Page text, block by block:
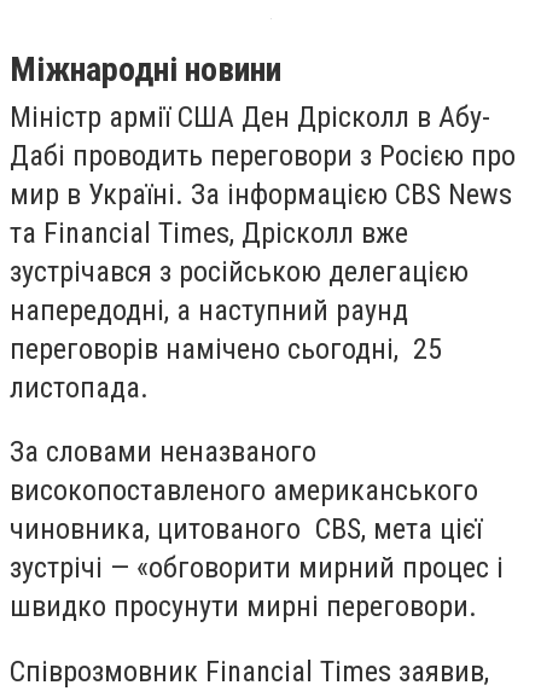
Міжнародні новини
Міністр армії США Ден Дрісколл в Абу-
Дабі проводить переговори з Росією про
мир в Україні. За інформацією CBS News
та Financial Times, Дрісколл вже
зустрічався з російською делегацією
напередодні, а наступний раунд
переговорів намічено сьогодні, 25
листопада.
За словами неназваного
високопоставленого американського
чиновника, цитованого CBS, мета цієї
зустрічі — «обговорити мирний процес і
швидко просунути мирні переговори.
Співрозмовник Financial Times заявив,